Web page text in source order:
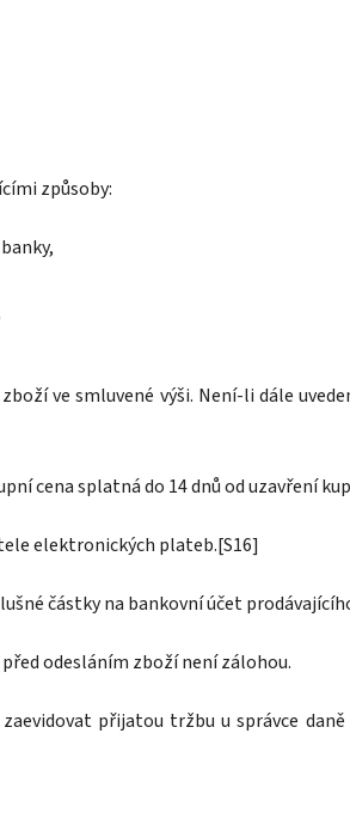
způsoby:
ve smluvené výši. Není-li dále
cena splatná do 14 dnů od uzavření
elektronických plateb.[S16]
částky na bankovní účet
odesláním zboží není zálohou.
přijatou tržbu u správce